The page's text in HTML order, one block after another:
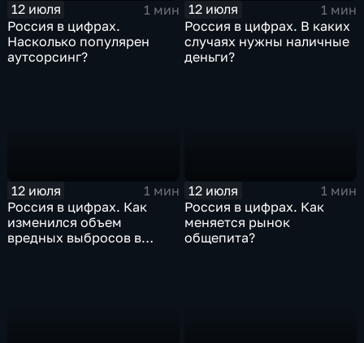
12 июля
1 мин
Россия в цифрах.
Насколько популярен
аутсорсинг?
12 июля
1 мин
Россия в цифрах. В каких
случаях нужны наличные
деньги?
12 июля
1 мин
Россия в цифрах. Как
изменился объем
вредных выбросов в
12 июля
1 мин
Россия в цифрах. Как
меняется рынок
общепита?